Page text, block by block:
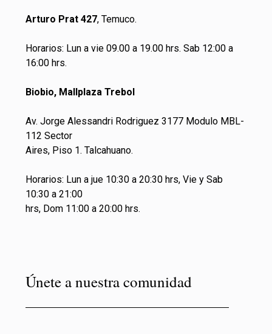
Arturo Prat 427, Temuco.
Horarios: Lun a vie 09.00 a 19.00 hrs. Sab 12:00 a
16:00 hrs.
Biobio, Mallplaza Trebol
Av. Jorge Alessandri Rodriguez 3177 Modulo MBL-
112 Sector
Aires, Piso 1. Talcahuano.
Horarios: Lun a jue 10:30 a 20:30 hrs, Vie y Sab
10:30 a 21:00
hrs, Dom 11:00 a 20:00 hrs.
Únete a nuestra comunidad